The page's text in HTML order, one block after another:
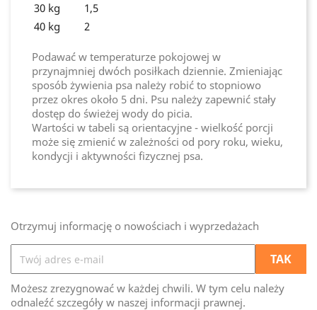
30 kg
1,5
40 kg
2
Podawać w temperaturze pokojowej w
przynajmniej dwóch posiłkach dziennie. Zmieniając
sposób żywienia psa należy robić to stopniowo
przez okres około 5 dni. Psu należy zapewnić stały
dostęp do świeżej wody do picia.
Wartości w tabeli są orientacyjne - wielkość porcji
może się zmienić w zależności od pory roku, wieku,
kondycji i aktywności fizycznej psa.
Otrzymuj informację o nowościach i wyprzedażach
Możesz zrezygnować w każdej chwili. W tym celu należy
odnaleźć szczegóły w naszej informacji prawnej.